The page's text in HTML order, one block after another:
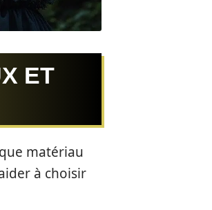
ET
matériau
à choisir